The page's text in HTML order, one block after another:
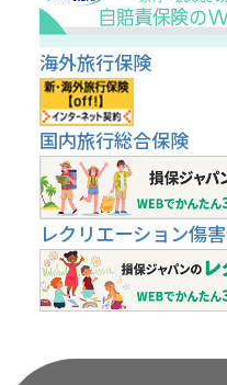
海外旅行保険
国内旅行総合保険
レクリエーション傷